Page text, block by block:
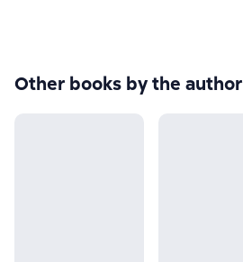
Other books by the author